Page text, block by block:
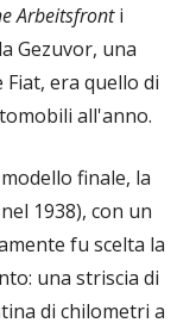
Arbeitsfronti
Gezuvor, una
era quello di
all'anno.
finale, la
1938), con un
fu scelta la
una striscia di
di chilometri a